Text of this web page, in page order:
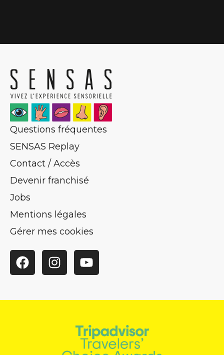
Questions fréquentes
SENSAS Replay
Contact / Accès
Devenir franchisé
Jobs
Mentions légales
Gérer mes cookies
FacebookInstagramYouTube